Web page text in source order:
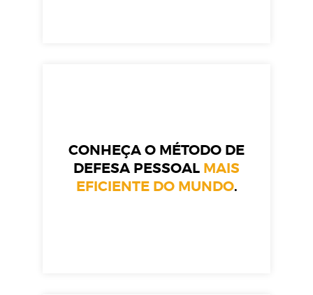
CONHEÇA O MÉTODO DE
DEFESA PESSOAL MAIS
EFICIENTE DO MUNDO.